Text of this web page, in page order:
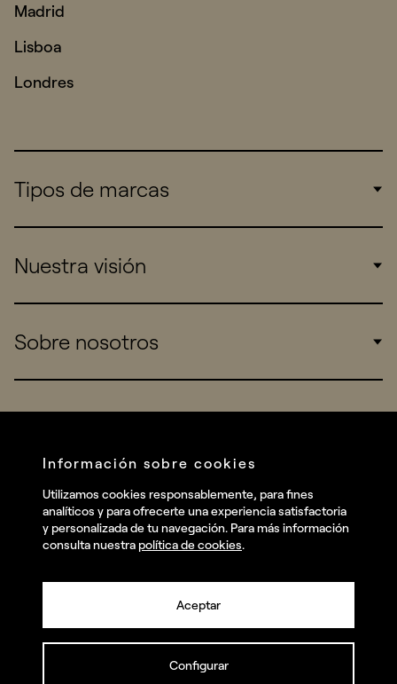
Madrid
Lisboa
Londres
Tipos de marcas
Consumers
Startups
Nuestra visión
Work
Sobre nosotros
Talent
Contact
Instagram
Facebook
© summa.es Todos los derechos reservados.
Información sobre cookies
Utilizamos cookies responsablemente, para fines
analíticos y para ofrecerte una experiencia satisfactoria
y personalizada de tu navegación. Para más información
consulta nuestra política de cookies.
Aceptar
Configurar